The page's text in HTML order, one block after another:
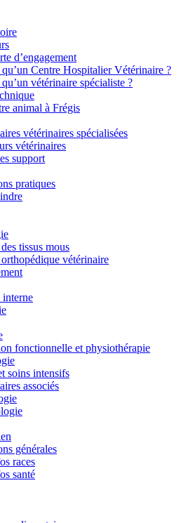
d’engagement
qu’un Centre Hospitalier Vétérinaire ?
qu’un vétérinaire spécialiste ?
animal à Frégis
vétérinaires spécialisées
vétérinaires
support
pratiques
tissus mous
vétérinaire
interne
fonctionnelle et physiothérapie
soins intensifs
associés
générales
races
santé